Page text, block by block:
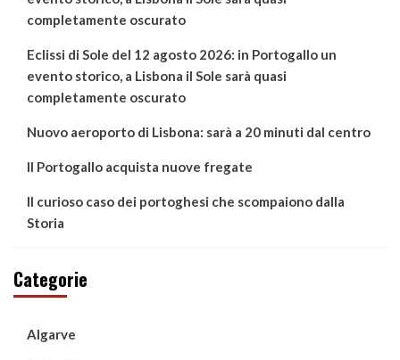
completamente oscurato
Eclissi di Sole del 12 agosto 2026: in Portogallo un
evento storico, a Lisbona il Sole sarà quasi
completamente oscurato
Nuovo aeroporto di Lisbona: sarà a 20 minuti dal centro
Il Portogallo acquista nuove fregate
Il curioso caso dei portoghesi che scompaiono dalla
Storia
Categorie
Algarve